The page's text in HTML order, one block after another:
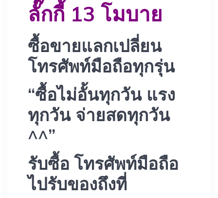
ลั๊กกี้ 13 โมบาย
ซื้อขายแลกเปลี่ยน
โทรศัพท์มือถือทุกรุ่น
“ซื้อไม่อั้นทุกวัน แรง
ทุกวัน จ่ายสดทุกวัน
^^”
รับซื้อ โทรศัพท์มือถือ
ไปรับของถึงที่